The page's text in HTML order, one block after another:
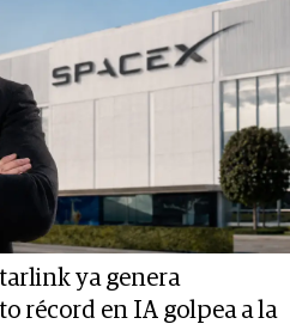
ya genera
récord en IA golpea a la